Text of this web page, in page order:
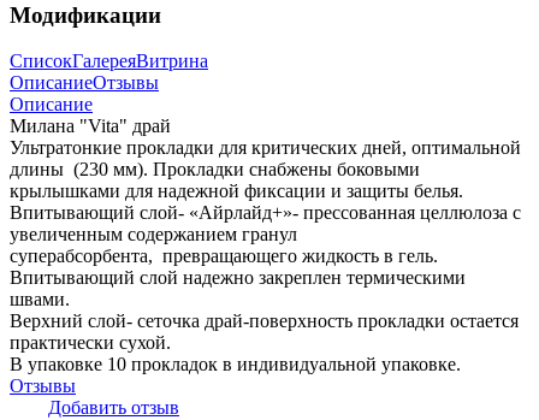
Модификации
СписокГалереяВитрина
ОписаниеОтзывы
Описание
Милана "Vita" драй
Ультратонкие прокладки для критических дней, оптимальной
длины (230 мм). Прокладки снабжены боковыми
крылышками для надежной фиксации и защиты белья.
Впитывающий слой- «Айрлайд+»- прессованная целлюлоза с
увеличенным содержанием гранул
суперабсорбента, превращающего жидкость в гель.
Впитывающий слой надежно закреплен термическими
швами.
Верхний слой- сеточка драй-поверхность прокладки остается
практически сухой.
В упаковке 10 прокладок в индивидуальной упаковке.
Отзывы
Добавить отзыв